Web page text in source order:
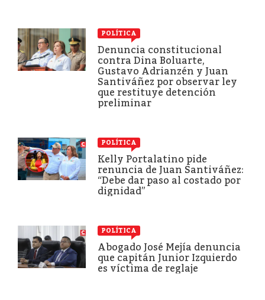
POLÍTICA
Denuncia constitucional
contra Dina Boluarte,
Gustavo Adrianzén y Juan
Santiváñez por observar ley
que restituye detención
preliminar
POLÍTICA
Kelly Portalatino pide
renuncia de Juan Santiváñez:
“Debe dar paso al costado por
dignidad”
POLÍTICA
Abogado José Mejía denuncia
que capitán Junior Izquierdo
es víctima de reglaje